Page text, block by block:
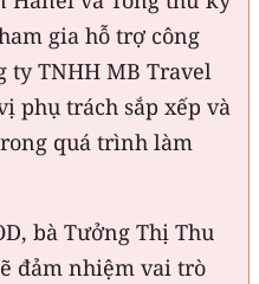
gia hỗ trợ công
ty TNHH MB Travel
phụ trách sắp xếp và
quá trình làm
bà Tưởng Thị Thu
đảm nhiệm vai trò